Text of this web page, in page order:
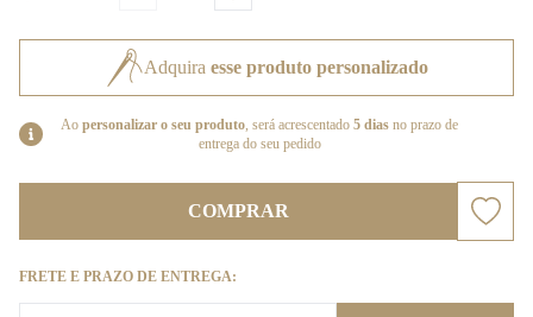
Adquira esse produto personalizado
Ao personalizar o seu produto, será acrescentado 5 dias no prazo de
entrega do seu pedido
COMPRAR
FRETE E PRAZO DE ENTREGA: